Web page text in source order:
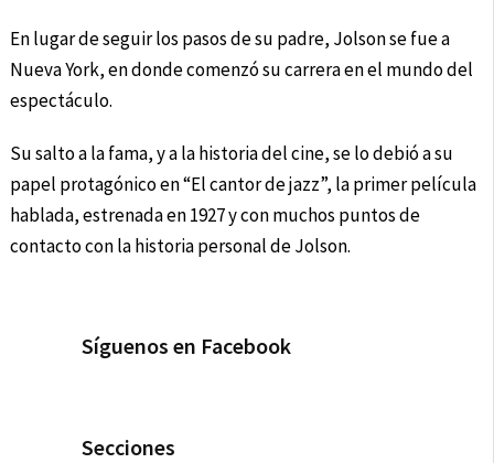
En lugar de seguir los pasos de su padre, Jolson se fue a
Nueva York, en donde comenzó su carrera en el mundo del
espectáculo.
Su salto a la fama, y a la historia del cine, se lo debió a su
papel protagónico en “El cantor de jazz”, la primer película
hablada, estrenada en 1927 y con muchos puntos de
contacto con la historia personal de Jolson.
Síguenos en Facebook
Secciones